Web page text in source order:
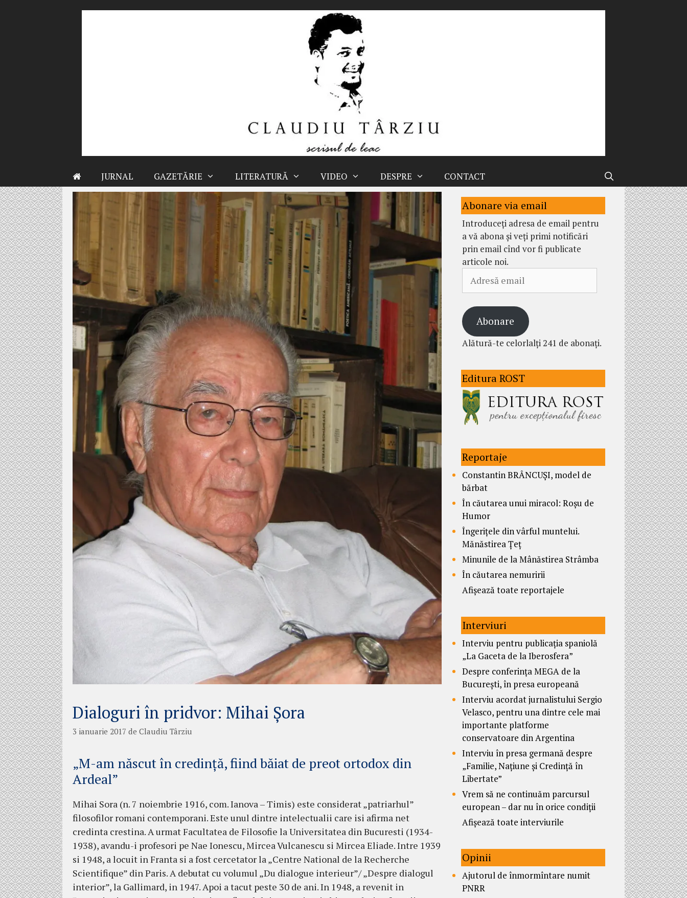
JURNAL GAZETĂRIE LITERATURĂ VIDEO DESPRE CONTACT
Dialoguri în pridvor: Mihai Șora
3 ianuarie 2017 de Claudiu Târziu
„M-am născut în credință, fiind băiat de preot ortodox din
Ardeal”
Mihai Sora (n. 7 noiembrie 1916, com. Ianova – Timis) este considerat „patriarhul”
filosofilor romani contemporani. Este unul dintre intelectualii care isi afirma net
credinta crestina. A urmat Facultatea de Filosofie la Universitatea din Bucuresti (1934-
1938), avandu-i profesori pe Nae Ionescu, Mircea Vulcanescu si Mircea Eliade. Intre 1939
si 1948, a locuit in Franta si a fost cercetator la „Centre National de la Recherche
Scientifique” din Paris. A debutat cu volumul „Du dialogue interieur”/ „Despre dialogul
interior”, la Gallimard, in 1947. Apoi a tacut peste 30 de ani. In 1948, a revenit in
Abonare via email
Introduceți adresa de email pentru
a vă abona și veți primi notificări
prin email cînd vor fi publicate
articole noi.
email
Abonare
Alătură-te celorlalți 241 de abonați.
Editura ROST
Reportaje
Constantin BRÂNCUȘI, model de
bărbat
În căutarea unui miracol: Roșu de
Humor
Îngerițele din vârful muntelui.
Mănăstirea Țeț
Minunile de la Mânăstirea Strâmba
În căutarea nemuririi
Afișează toate reportajele
Interviuri
Interviu pentru publicația spaniolă
„La Gaceta de la Iberosfera”
Despre conferința MEGA de la
București, în presa europeană
Interviu acordat jurnalistului Sergio
Velasco, pentru una dintre cele mai
importante platforme
conservatoare din Argentina
Interviu în presa germană despre
„Familie, Națiune și Credință în
Libertate”
Vrem să ne continuăm parcursul
european – dar nu în orice condiții
Afișează toate interviurile
Opinii
Ajutorul de înmormîntare numit
PNRR